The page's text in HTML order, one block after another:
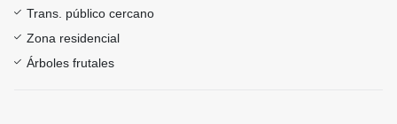
Trans. público cercano
Zona residencial
Árboles frutales